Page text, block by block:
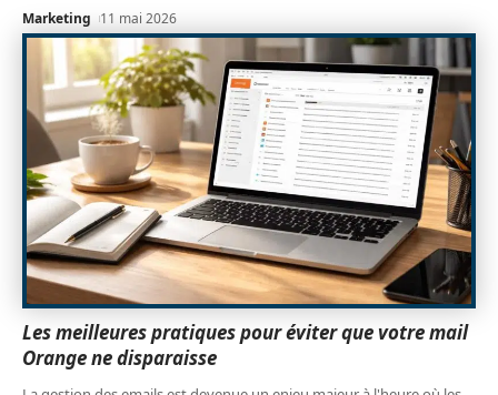
Marketing 11 mai 2026
Les meilleures pratiques pour éviter que votre mail
Orange ne disparaisse